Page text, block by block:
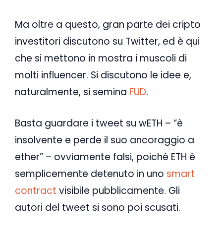
Ma oltre a questo, gran parte dei cripto
investitori discutono su Twitter, ed è qui
che si mettono in mostra i muscoli di
molti influencer. Si discutono le idee e,
naturalmente, si semina FUD.
Basta guardare i tweet su wETH – “è
insolvente e perde il suo ancoraggio a
ether” – ovviamente falsi, poiché ETH è
semplicemente detenuto in uno smart
contract visibile pubblicamente. Gli
autori del tweet si sono poi scusati.